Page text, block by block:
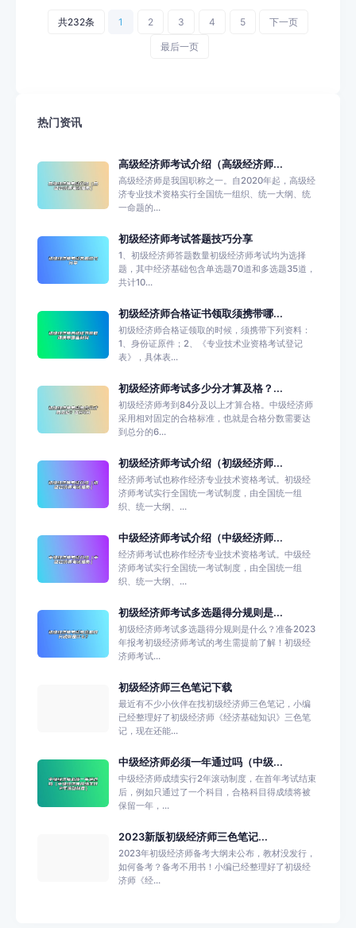
共232条 1 2 3 4 5 下一页
最后一页
热门资讯
高级经济师考试介绍（高级经济师...
高级经济师是我国职称之一。自2020年起，高级经
济专业技术资格实行全国统一组织、统一大纲、统
一命题的...
初级经济师考试答题技巧分享
1、初级经济师答题数量初级经济师考试均为选择
题，其中经济基础包含单选题70道和多选题35道，
共计10...
初级经济师合格证书领取须携带哪...
初级经济师合格证领取的时候，须携带下列资料：
1、身份证原件；2、《专业技术业资格考试登记
表》，具体表...
初级经济师考试多少分才算及格？...
初级经济师考到84分及以上才算合格。中级经济师
采用相对固定的合格标准，也就是合格分数需要达
到总分的6...
初级经济师考试介绍（初级经济师...
经济师考试也称作经济专业技术资格考试。初级经
济师考试实行全国统一考试制度，由全国统一组
织、统一大纲、...
中级经济师考试介绍（中级经济师...
经济师考试也称作经济专业技术资格考试。中级经
济师考试实行全国统一考试制度，由全国统一组
织、统一大纲、...
初级经济师考试多选题得分规则是...
初级经济师考试多选题得分规则是什么？准备2023
年报考初级经济师考试的考生需提前了解！初级经
济师考试...
初级经济师三色笔记下载
最近有不少小伙伴在找初级经济师三色笔记，小编
已经整理好了初级经济师《经济基础知识》三色笔
记，现在还能...
中级经济师必须一年通过吗（中级...
中级经济师成绩实行2年滚动制度，在首年考试结束
后，例如只通过了一个科目，合格科目得成绩将被
保留一年，...
2023新版初级经济师三色笔记...
2023年初级经济师备考大纲未公布，教材没发行，
如何备考？备考不用书！小编已经整理好了初级经
济师《经...